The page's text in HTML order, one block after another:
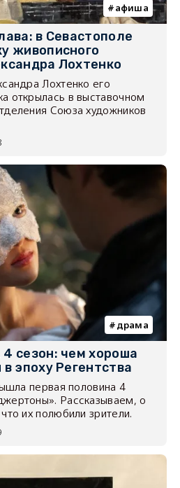
афиша
в Севастополе
живописного
Лохтенко
Лохтенко его
открылась в выставочном
Союза художников
драма
сезон: чем хороша
эпоху Регентства
первая половина 4
Рассказываем, о
их полюбили зрители.